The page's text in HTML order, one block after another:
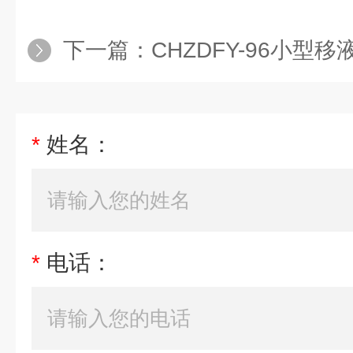
下一篇： CHZDFY-96小型移
* 姓名：
* 电话：